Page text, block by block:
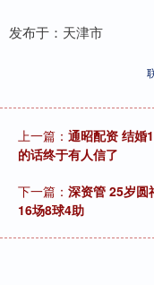
发布于：天津市
上一篇： 通昭配资 结婚
的话终于有人信了
下一篇： 深资管 25岁圆
16场8球4助